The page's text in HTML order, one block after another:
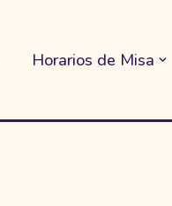
Horarios de Misa